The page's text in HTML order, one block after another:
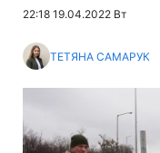
22:18 19.04.2022 Вт
ТЕТЯНА САМАРУК